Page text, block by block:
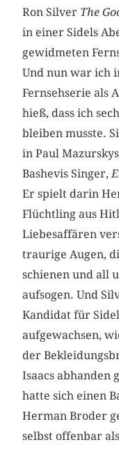
Ron Silver The
in einer Sidels
gewidmeten
Und nun war ich
Fernsehserie als
hieß, dass ich
bleiben musste.
in Paul
Bashevis Singer,
Er spielt darin
Flüchtling aus
Liebesaffären
traurige Augen,
schienen und all
aufsogen. Und
Kandidat für
aufgewachsen,
der
Isaacs abhanden
hatte sich einen
Herman Broder
selbst offenbar